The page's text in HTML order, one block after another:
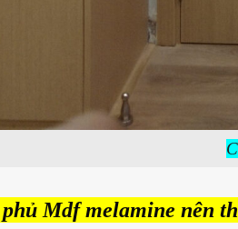
Mdf melamine nên